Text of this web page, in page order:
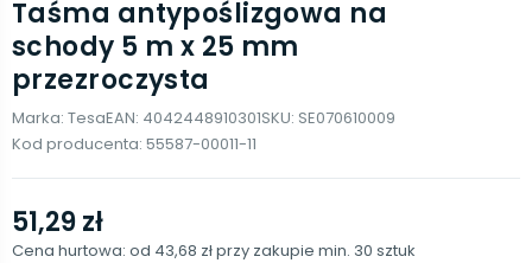
Taśma antypoślizgowa na
schody 5 m x 25 mm
przezroczysta
Marka: TesaEAN: 4042448910301SKU: SE070610009
Kod producenta: 55587-00011-11
51,29 zł
Cena hurtowa: od 43,68 złprzy zakupie min. 30 sztuk